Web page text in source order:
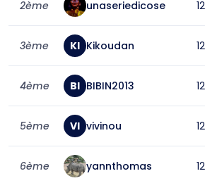
2ème unaseriedicose
3ème KI Kikoudan
4ème BI BIBIN2013
5ème VI vivinou
6ème yannthomas